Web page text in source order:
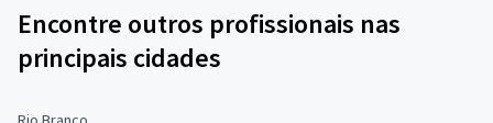
Encontre outros profissionais nas
principais cidades